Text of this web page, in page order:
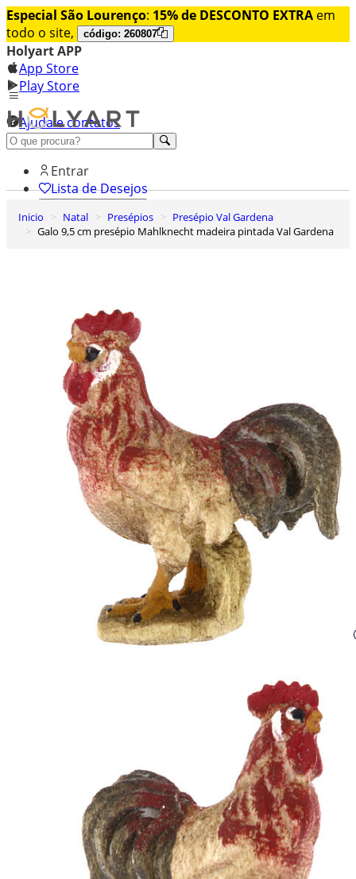
Especial São Lourenço: 15% de DESCONTO EXTRA em
todo o site,
código: 260807
Holyart APP
App Store
Play Store
Ajuda e contatos
Conheça premium
Entrar
Lista de Desejos
Carrinho de Compras
Inicio Natal Presépios
Presépio Val Gardena
Galo 9,5 cm presépio Mahlknecht madeira pintada Val Gardena